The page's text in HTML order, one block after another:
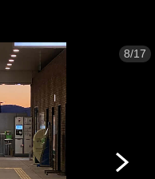
8/17